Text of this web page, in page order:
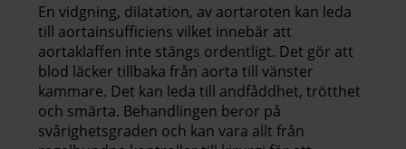
En vidgning, dilatation, av aortaroten kan leda
till aortainsufficiens vilket innebär att
aortaklaffen inte stängs ordentligt. Det gör att
blod läcker tillbaka från aorta till vänster
kammare. Det kan leda till andfåddhet, trötthet
och smärta. Behandlingen beror på
svårighetsgraden och kan vara allt från